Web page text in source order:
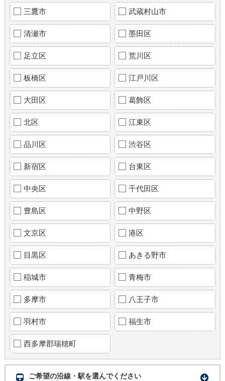
三鷹市 武蔵村山市
清瀬市 墨田区
足立区 荒川区
板橋区 江戸川区
大田区 葛飾区
北区 江東区
品川区 渋谷区
新宿区 台東区
中央区 千代田区
豊島区 中野区
文京区 港区
目黒区 あきる野市
稲城市 青梅市
多摩市 八王子市
羽村市 福生市
西多摩郡瑞穂町
ご希望の沿線・駅を選んでください